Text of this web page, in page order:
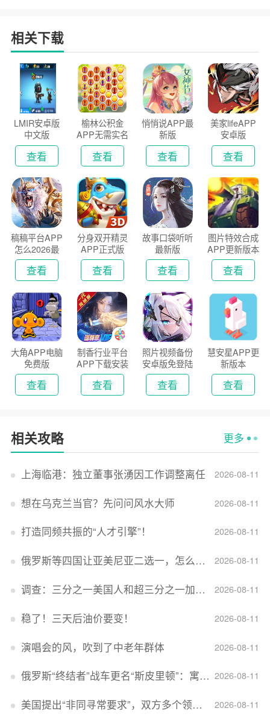
相关下载
LMIR安卓版
中文版
查看
榆林公积金
APP无需实名
认证版
查看
悄悄说APP最
新版
查看
美家lifeAPP
安卓版
查看
稿稿平台APP
怎么2026最
新版
查看
分身双开精灵
APP正式版
查看
故事口袋听听
最新版
查看
图片特效合成
APP更新版本
2026
查看
大角APP电脑
免费版
查看
制香行业平台
APP下载安装
2026
查看
照片视频备份
安卓版免登陆
版
查看
慧安星APP更
新版本
查看
相关攻略 更多
2026-08-11
上海临港：独立董事张湧因工作调整离任
2026-08-11
想在乌克兰当官？先问问风水大师
2026-08-11
打造同频共振的“人才引擎”！
2026-08-11
俄罗斯等四国让亚美尼亚二选一，怎么回事？
2026-08-11
调查：三分之一美国人和超三分之一加拿大人感到经济压力
2026-08-11
稳了！三天后油价要变！
2026-08-11
演唱会的风，吹到了中老年群体
2026-08-11
俄罗斯“终结者”战车更名“斯皮里顿”：寓意强大可靠，彰显俄精神力量
2026-08-11
美国提出“非同寻常要求”，双方多个领域分歧依旧，印美贸易谈判进入“关键阶段”